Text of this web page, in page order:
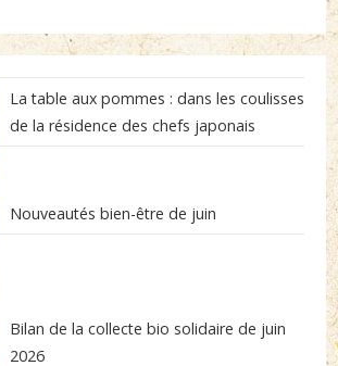
La table aux pommes : dans les coulisses
de la résidence des chefs japonais
Nouveautés bien-être de juin
Bilan de la collecte bio solidaire de juin
2026